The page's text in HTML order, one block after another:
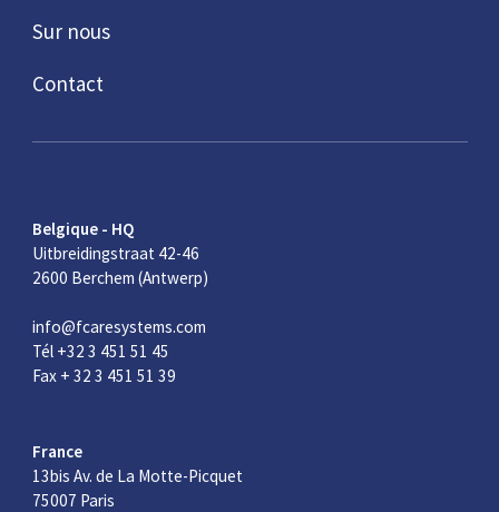
Sur nous
Contact
Belgique - HQ
Uitbreidingstraat 42-46
2600 Berchem (Antwerp)
info@fcaresystems.com
Tél +32 3 451 51 45
Fax + 32 3 451 51 39
France
13bis Av. de La Motte-Picquet
75007 Paris